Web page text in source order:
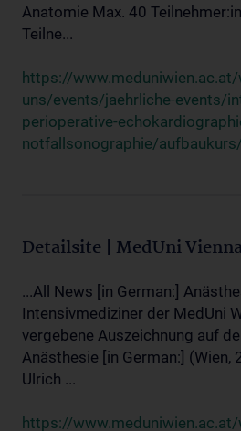
Anatomie Max. 40
Teilne...
https://
uns/events/jaehrliche-events/
perioperative-
notfallsonographie/aufbaukurs/
Detailsite | MedUni
...All News [in German:]
Intensivmediziner der MedUni
vergebene Auszeichnung auf
Anästhesie [in German:] (Wien,
Ulrich ...
https://